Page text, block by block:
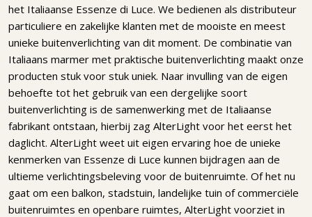
het Italiaanse Essenze di Luce. We bedienen als distributeur
particuliere en zakelijke klanten met de mooiste en meest
unieke buitenverlichting van dit moment. De combinatie van
Italiaans marmer met praktische buitenverlichting maakt onze
producten stuk voor stuk uniek. Naar invulling van de eigen
behoefte tot het gebruik van een dergelijke soort
buitenverlichting is de samenwerking met de Italiaanse
fabrikant ontstaan, hierbij zag AlterLight voor het eerst het
daglicht. AlterLight weet uit eigen ervaring hoe de unieke
kenmerken van Essenze di Luce kunnen bijdragen aan de
ultieme verlichtingsbeleving voor de buitenruimte. Of het nu
gaat om een balkon, stadstuin, landelijke tuin of commerciële
buitenruimtes en openbare ruimtes, AlterLight voorziet in